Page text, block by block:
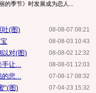
的季节》时发展成为恋人...
08-08-07 08:21
吐(图)
08-08-03 10:43
08-08-02 12:32
以对(图)
08-08-01 12:03
让...
07-08-17 08:32
悲...
07-04-23 15:32
"(图)